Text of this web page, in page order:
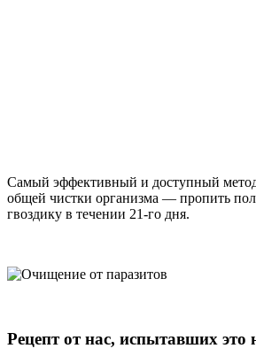
Самый эффективный и доступный метод
общей чистки организма — пропить
гвоздику в течении 21-го дня.
Рецепт от нас, испытавших это